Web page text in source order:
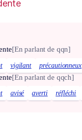
[En parlant de qqn]
vigilant précautionneux
[En parlant de qqch]
avisé averti réfléchi